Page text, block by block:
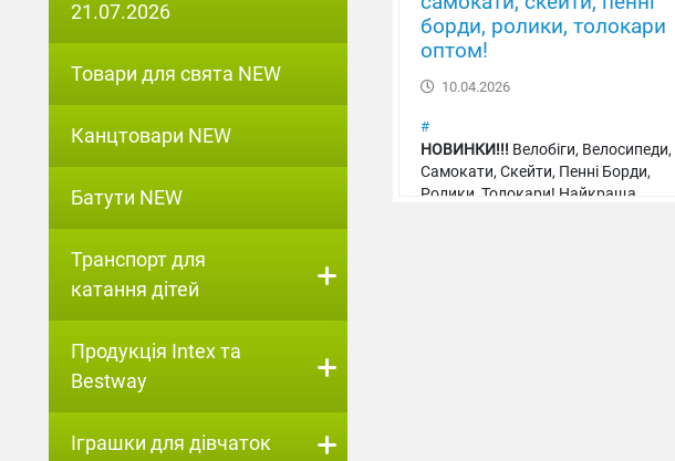
21.07.2026
Товари для свята NEW
Канцтовари NEW
Батути NEW
Транспорт для
катання дітей
Продукція Intex та
Bestway
Іграшки для дівчаток
борди, ролики, толокари
оптом!
10.04.2026
#
НОВИНКИ!!! Велобіги, Велосипеди,
Самокати, Скейти, Пенні Борди,
Ролики, Толокари! Найкраща